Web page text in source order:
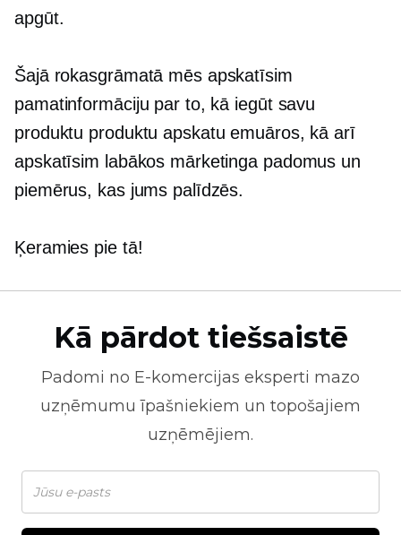
apgūt.
Šajā rokasgrāmatā mēs apskatīsim
pamatinformāciju par to, kā iegūt savu
produktu produktu apskatu emuāros, kā arī
apskatīsim labākos mārketinga padomus un
piemērus, kas jums palīdzēs.
Ķeramies pie tā!
Kā pārdot tiešsaistē
Padomi no E-komercijas eksperti mazo
uzņēmumu īpašniekiem un topošajiem
uzņēmējiem.